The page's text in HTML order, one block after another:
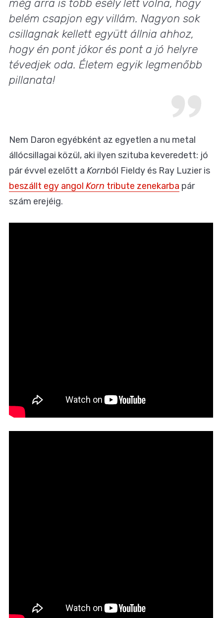
még arra is több esély lett volna, hogy
belém csapjon egy villám. Nagyon sok
csillagnak kellett együtt állnia ahhoz,
hogy én pont jókor és pont a jó helyre
tévedjek oda. Életem egyik legmenőbb
pillanata!
Nem Daron egyébként az egyetlen a nu metal
állócsillagai közül, aki ilyen szituba keveredett: jó
pár évvel ezelőtt a Kornból Fieldy és Ray Luzier is
beszállt egy angol Korn tribute zenekarba pár
szám erejéig.